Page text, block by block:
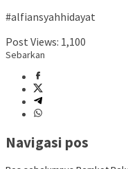
#alfiansyahhidayat
Post Views: 1,100
Sebarkan
Navigasi pos